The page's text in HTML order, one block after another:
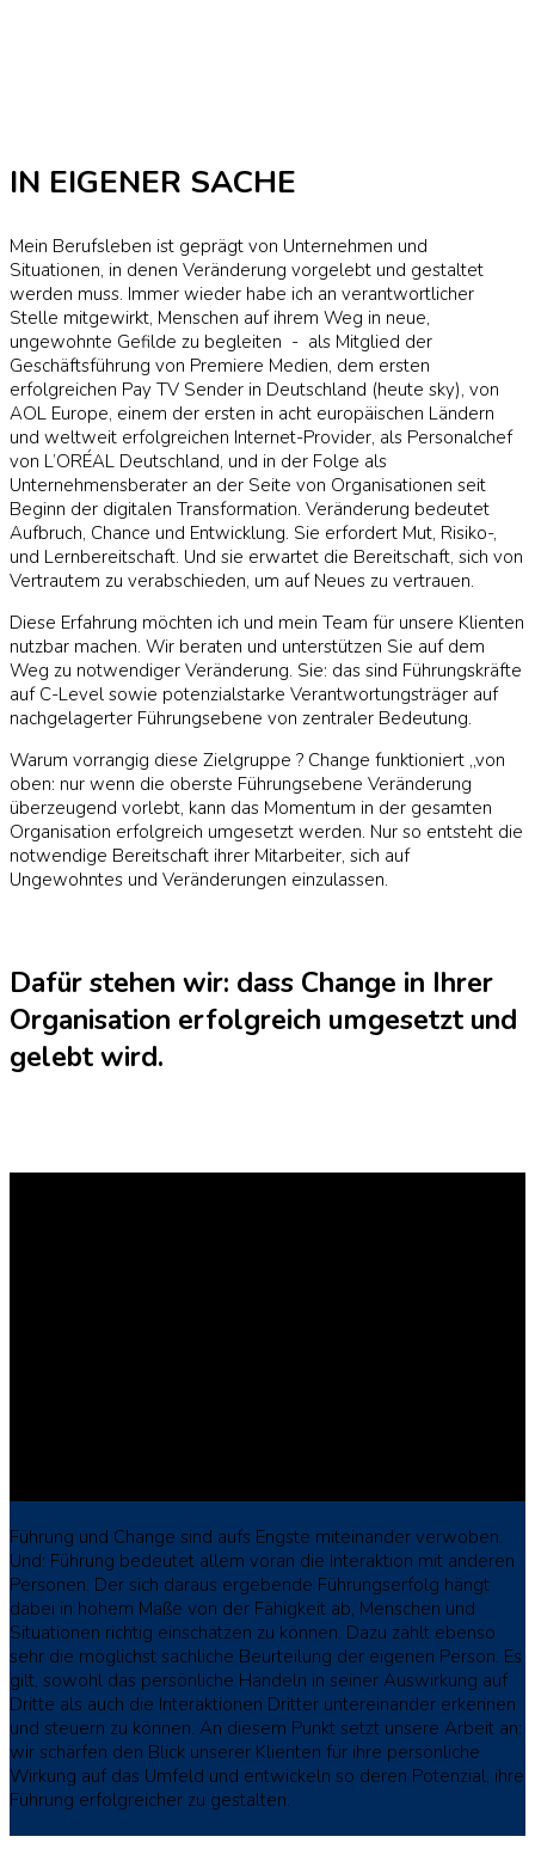
IN EIGENER SACHE
Mein Berufsleben ist geprägt von Unternehmen und
Situationen, in denen Veränderung vorgelebt und gestaltet
werden muss. Immer wieder habe ich an verantwortlicher
Stelle mitgewirkt, Menschen auf ihrem Weg in neue,
ungewohnte Gefilde zu begleiten - als Mitglied der
Geschäftsführung von Premiere Medien, dem ersten
erfolgreichen Pay TV Sender in Deutschland (heute sky), von
AOL Europe, einem der ersten in acht europäischen Ländern
und weltweit erfolgreichen Internet-Provider, als Personalchef
von L’ORÉAL Deutschland, und in der Folge als
Unternehmensberater an der Seite von Organisationen seit
Beginn der digitalen Transformation. Veränderung bedeutet
Aufbruch, Chance und Entwicklung. Sie erfordert Mut, Risiko-,
und Lernbereitschaft. Und sie erwartet die Bereitschaft, sich von
Vertrautem zu verabschieden, um auf Neues zu vertrauen.
Diese Erfahrung möchten ich und mein Team für unsere Klienten
nutzbar machen. Wir beraten und unterstützen Sie auf dem
Weg zu notwendiger Veränderung. Sie: das sind Führungskräfte
auf C-Level sowie potenzialstarke Verantwortungsträger auf
nachgelagerter Führungsebene von zentraler Bedeutung.
Warum vorrangig diese Zielgruppe ? Change funktioniert „von
oben: nur wenn die oberste Führungsebene Veränderung
überzeugend vorlebt, kann das Momentum in der gesamten
Organisation erfolgreich umgesetzt werden. Nur so entsteht die
notwendige Bereitschaft ihrer Mitarbeiter, sich auf
Ungewohntes und Veränderungen einzulassen.
Dafür stehen wir: dass Change in Ihrer
Organisation erfolgreich umgesetzt und
gelebt wird.
Führung und Change sind aufs Engste miteinander verwoben.
Und: Führung bedeutet allem voran die Interaktion mit anderen
Personen. Der sich daraus ergebende Führungserfolg hängt
dabei in hohem Maße von der Fähigkeit ab, Menschen und
Situationen richtig einschätzen zu können. Dazu zählt ebenso
sehr die möglichst sachliche Beurteilung der eigenen Person. Es
gilt, sowohl das persönliche Handeln in seiner Auswirkung auf
Dritte als auch die Interaktionen Dritter untereinander erkennen
und steuern zu können. An diesem Punkt setzt unsere Arbeit an:
wir schärfen den Blick unserer Klienten für ihre persönliche
Wirkung auf das Umfeld und entwickeln so deren Potenzial, ihre
Führung erfolgreicher zu gestalten.